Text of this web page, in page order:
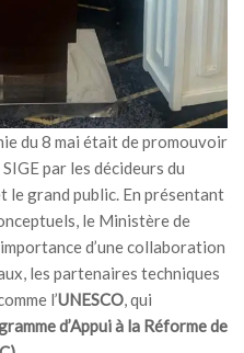
du 8 mai était de promouvoir
par les décideurs du
le grand public. En présentant
le Ministère de
d’une collaboration
les partenaires techniques
l’UNESCO, qui
d’Appui à la Réforme de